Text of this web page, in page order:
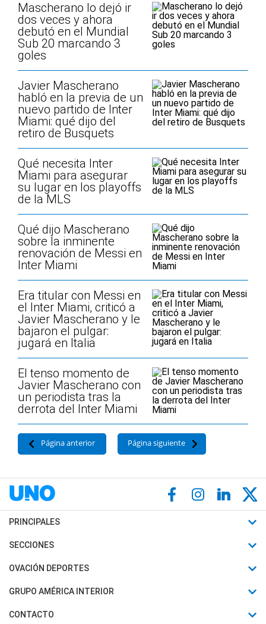
Mascherano lo dejó ir
dos veces y ahora
debutó en el Mundial
Sub 20 marcando 3
goles
Javier Mascherano
habló en la previa de un
nuevo partido de Inter
Miami: qué dijo del
retiro de Busquets
Qué necesita Inter
Miami para asegurar
su lugar en los playoffs
de la MLS
Qué dijo Mascherano
sobre la inminente
renovación de Messi en
Inter Miami
Era titular con Messi en
el Inter Miami, criticó a
Javier Mascherano y le
bajaron el pulgar:
jugará en Italia
El tenso momento de
Javier Mascherano con
un periodista tras la
derrota del Inter Miami
Página anterior Página siguiente
PRINCIPALES
Últimas Noticias
Política
Judiciales
SECCIONES
Horóscopo
Motores
OVACIÓN DEPORTES
Fútbol
Mundial
GRUPO AMÉRICA INTERIOR
Canal 7 en Vivo
CONTACTO